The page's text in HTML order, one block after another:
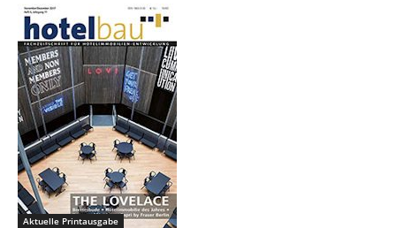
Aktuelle Printausgabe